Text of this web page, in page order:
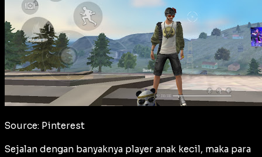
Source: Pinterest
Sejalan dengan banyaknya player anak kecil, maka para